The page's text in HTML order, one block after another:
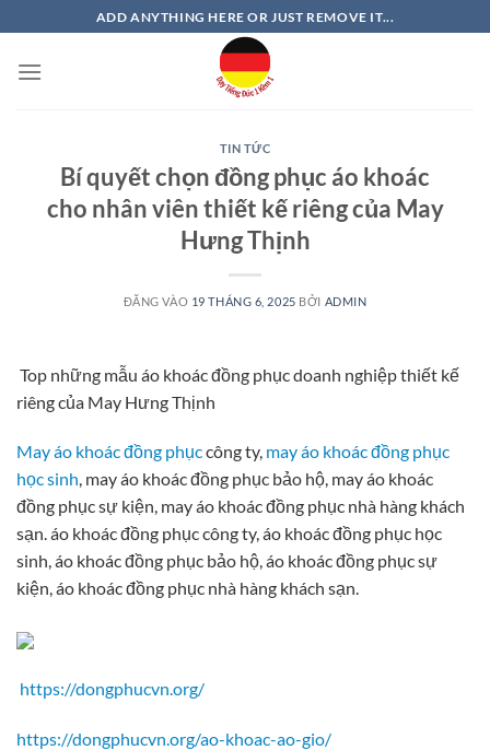
qua
nội
ADD ANYTHING HERE OR JUST REMOVE IT...
TIN TỨC
Bí quyết chọn đồng phục áo khoác
cho nhân viên thiết kế riêng của May
Hưng Thịnh
ĐĂNG VÀO 19 THÁNG 6, 2025 BỞI ADMIN
Top những mẫu áo khoác đồng phục doanh nghiệp thiết kế
riêng của May Hưng Thịnh
May áo khoác đồng phụccông ty, may áo khoác đồng phục
học sinh, may áo khoác đồng phục bảo hộ, may áo khoác
đồng phục sự kiện, may áo khoác đồng phục nhà hàng khách
sạn. áo khoác đồng phục công ty, áo khoác đồng phục học
sinh, áo khoác đồng phục bảo hộ, áo khoác đồng phục sự
kiện, áo khoác đồng phục nhà hàng khách sạn.
https://dongphucvn.org/
https://dongphucvn.org/ao-khoac-ao-gio/